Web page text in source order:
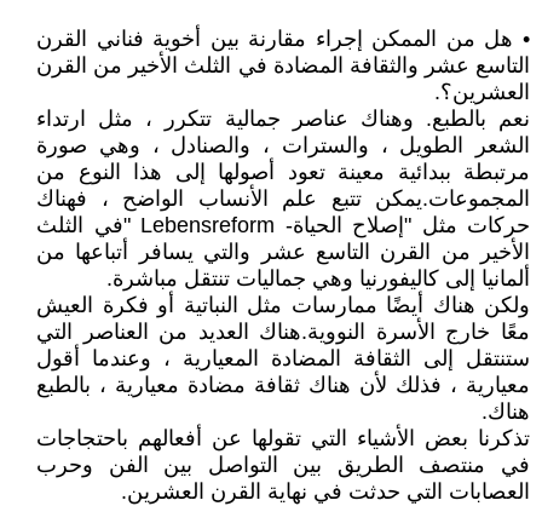
• هل من الممكن إجراء مقارنة بين أخوية فناني القرن
التاسع عشر والثقافة المضادة في الثلث الأخير من القرن
العشرين؟.
نعم بالطبع. وهناك عناصر جمالية تتكرر ، مثل ارتداء
الشعر الطويل ، والسترات ، والصنادل ، وهي صورة
مرتبطة ببدائية معينة تعود أصولها إلى هذا النوع من
المجموعات.يمكن تتبع علم الأنساب الواضح ، فهناك
حركات مثل "إصلاح الحياة- Lebensreform "في الثلث
الأخير من القرن التاسع عشر والتي يسافر أتباعها من
ألمانيا إلى كاليفورنيا وهي جماليات تنتقل مباشرة.
ولكن هناك أيضًا ممارسات مثل النباتية أو فكرة العيش
معًا خارج الأسرة النووية.هناك العديد من العناصر التي
ستنتقل إلى الثقافة المضادة المعيارية ، وعندما أقول
معيارية ، فذلك لأن هناك ثقافة مضادة معيارية ، بالطبع
هناك.
تذكرنا بعض الأشياء التي تقولها عن أفعالهم باحتجاجات
في منتصف الطريق بين التواصل بين الفن وحرب
العصابات التي حدثت في نهاية القرن العشرين.